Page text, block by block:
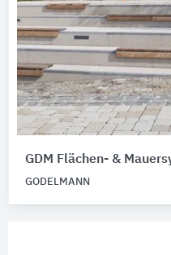
GDM Flächen- &
GODELMANN